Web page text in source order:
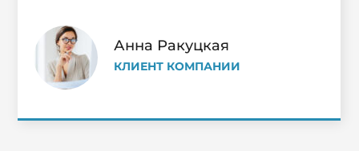
Анна Ракуцкая
КЛИЕНТ КОМПАНИИ